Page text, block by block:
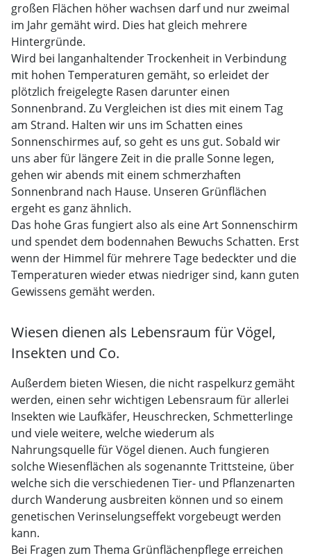
großen Flächen höher wachsen darf und nur zweimal
im Jahr gemäht wird. Dies hat gleich mehrere
Hintergründe.
Wird bei langanhaltender Trockenheit in Verbindung
mit hohen Temperaturen gemäht, so erleidet der
plötzlich freigelegte Rasen darunter einen
Sonnenbrand. Zu Vergleichen ist dies mit einem Tag
am Strand. Halten wir uns im Schatten eines
Sonnenschirmes auf, so geht es uns gut. Sobald wir
uns aber für längere Zeit in die pralle Sonne legen,
gehen wir abends mit einem schmerzhaften
Sonnenbrand nach Hause. Unseren Grünflächen
ergeht es ganz ähnlich.
Das hohe Gras fungiert also als eine Art Sonnenschirm
und spendet dem bodennahen Bewuchs Schatten. Erst
wenn der Himmel für mehrere Tage bedeckter und die
Temperaturen wieder etwas niedriger sind, kann guten
Gewissens gemäht werden.
Wiesen dienen als Lebensraum für Vögel,
Insekten und Co.
Außerdem bieten Wiesen, die nicht raspelkurz gemäht
werden, einen sehr wichtigen Lebensraum für allerlei
Insekten wie Laufkäfer, Heuschrecken, Schmetterlinge
und viele weitere, welche wiederum als
Nahrungsquelle für Vögel dienen. Auch fungieren
solche Wiesenflächen als sogenannte Trittsteine, über
welche sich die verschiedenen Tier- und Pflanzenarten
durch Wanderung ausbreiten können und so einem
genetischen Verinselungseffekt vorgebeugt werden
kann.
Bei Fragen zum Thema Grünflächenpflege erreichen